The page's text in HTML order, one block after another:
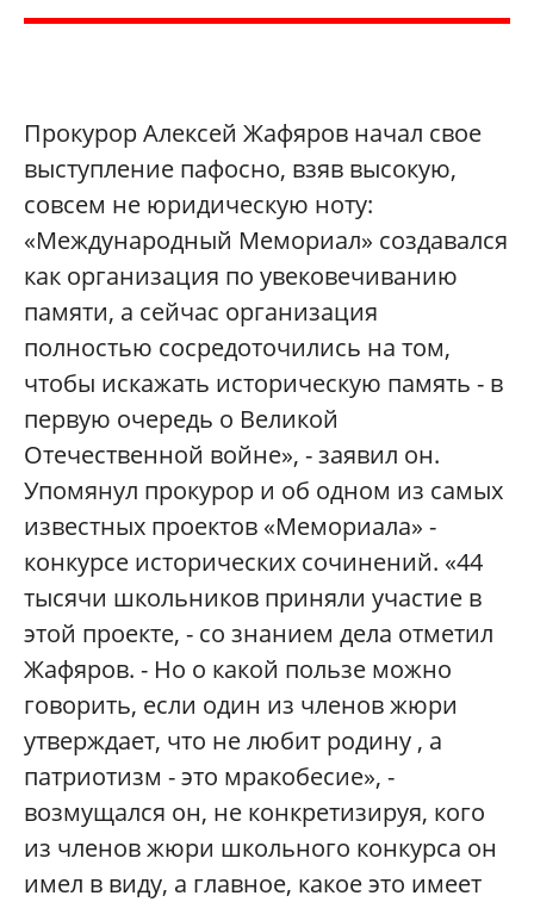
Прокурор Алексей Жафяров начал свое
выступление пафосно, взяв высокую,
совсем не юридическую ноту:
«Международный Мемориал» создавался
как организация по увековечиванию
памяти, а сейчас организация
полностью сосредоточились на том,
чтобы искажать историческую память - в
первую очередь о Великой
Отечественной войне», - заявил он.
Упомянул прокурор и об одном из самых
известных проектов «Мемориала» -
конкурсе исторических сочинений. «44
тысячи школьников приняли участие в
этой проекте, - со знанием дела отметил
Жафяров. - Но о какой пользе можно
говорить, если один из членов жюри
утверждает, что не любит родину , а
патриотизм - это мракобесие», -
возмущался он, не конкретизируя, кого
из членов жюри школьного конкурса он
имел в виду, а главное, какое это имеет